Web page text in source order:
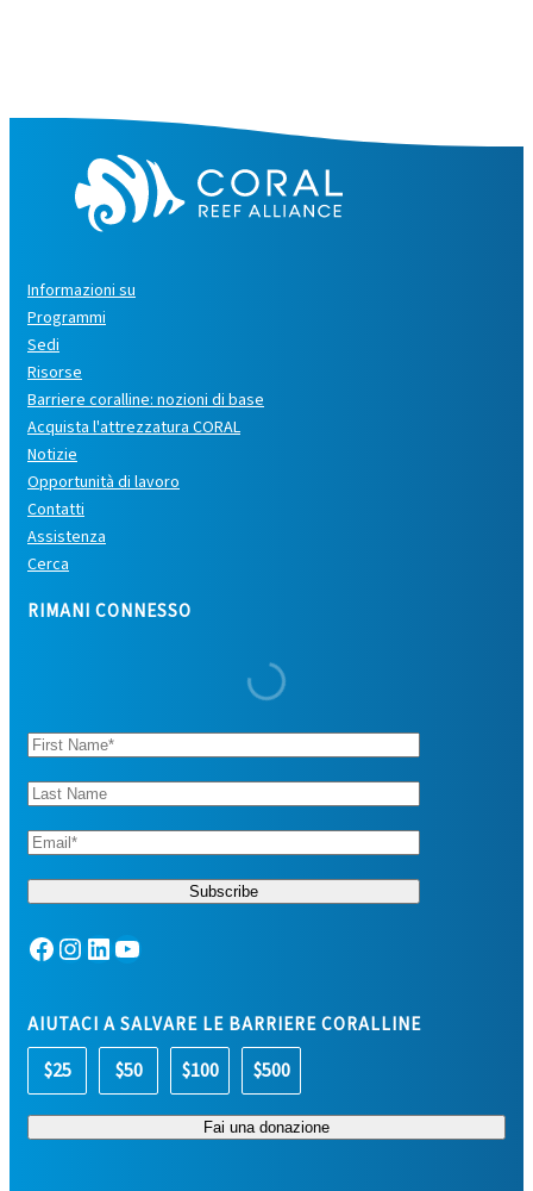
Informazioni su
Programmi
Sedi
Risorse
Barriere coralline: nozioni di base
Acquista l'attrezzatura CORAL
Notizie
Opportunità di lavoro
Contatti
Assistenza
Cerca
RIMANI CONNESSO
Facebook Instagram LinkedIn YouTube
AIUTACI A SALVARE LE BARRIERE CORALLINE
$25 $50 $100 $500